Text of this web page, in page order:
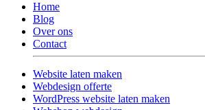
Home
Blog
Over ons
Contact
Website laten maken
Webdesign offerte
WordPress website laten maken